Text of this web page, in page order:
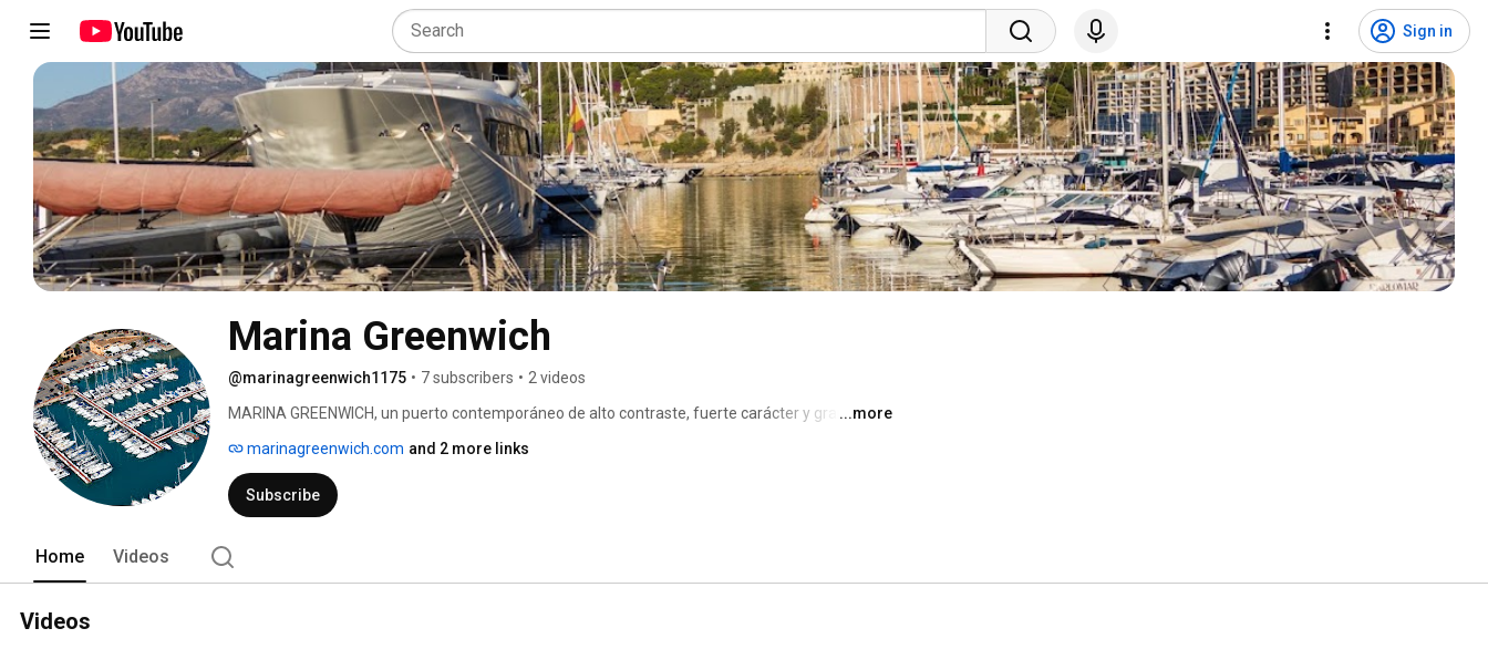
Sign in
Marina Greenwich
@marinagreenwich1175 • 7 subscribers • 2 videos
MARINA GREENWICH, un puerto contemporáneo de alto contraste, fuerte carácter y gran
Meliá Altea Hills Resort.  MARINA GREENWICH está situado en el meridiano 000º 00’ 00’’ siendo
el único puerto del mundo que se encuentra en este punto.
...more
marinagreenwich.com and 2 more links
Subscribe
Home Videos
Videos